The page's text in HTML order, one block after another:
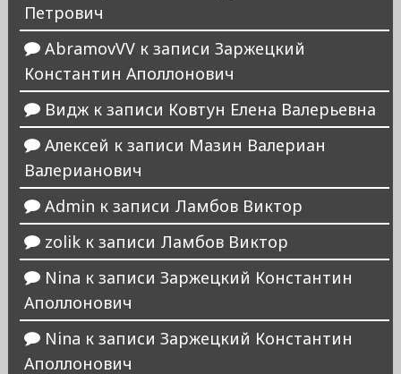
Петрович
AbramovVVк записи Заржецкий
Константин Аполлонович
Виджк записи Ковтун Елена Валерьевна
Алексей к записи Мазин Валериан
Валерианович
Admin к записи Ламбов Виктор
zolikк записи Ламбов Виктор
Nina к записи Заржецкий Константин
Аполлонович
Nina к записи Заржецкий Константин
Аполлонович